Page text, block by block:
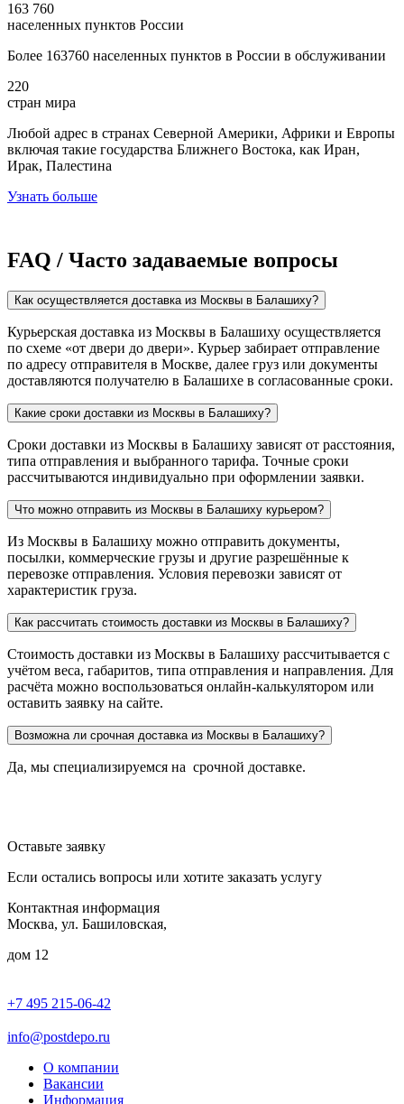
163 760
населенных пунктов России
Более 163760 населенных пунктов в России в обслуживании
220
стран мира
Любой адрес в странах Северной Америки, Африки и Европы
включая такие государства Ближнего Востока, как Иран,
Ирак, Палестина
Узнать больше
FAQ / Часто задаваемые вопросы
Как осуществляется доставка из Москвы в Балашиху?
Курьерская доставка из Москвы в Балашиху осуществляется
по схеме «от двери до двери». Курьер забирает отправление
по адресу отправителя в Москве, далее груз или документы
доставляются получателю в Балашихе в согласованные сроки.
Какие сроки доставки из Москвы в Балашиху?
Сроки доставки из Москвы в Балашиху зависят от расстояния,
типа отправления и выбранного тарифа. Точные сроки
рассчитываются индивидуально при оформлении заявки.
Что можно отправить из Москвы в Балашиху курьером?
Из Москвы в Балашиху можно отправить документы,
посылки, коммерческие грузы и другие разрешённые к
перевозке отправления. Условия перевозки зависят от
характеристик груза.
Как рассчитать стоимость доставки из Москвы в Балашиху?
Стоимость доставки из Москвы в Балашиху рассчитывается с
учётом веса, габаритов, типа отправления и направления. Для
расчёта можно воспользоваться онлайн-калькулятором или
оставить заявку на сайте.
Возможна ли срочная доставка из Москвы в Балашиху?
Да, мы специализируемся на срочной доставке.
Оставьте заявку
Если остались вопросы или хотите заказать услугу
Контактная информация
Москва, ул. Башиловская,
дом 12
+7 495 215-06-42
info@postdepo.ru
О компании
Вакансии
Информация